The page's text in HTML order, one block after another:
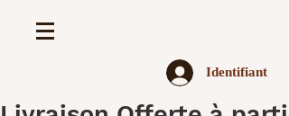
Identifiant